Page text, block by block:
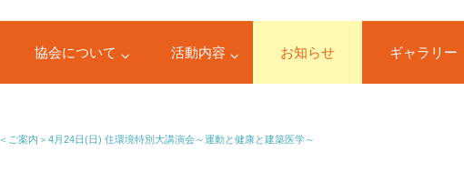
協会について 活動内容 お知らせ ギャラリー
＜ご案内＞4月24日(日) 住環境特別大講演会～運動と健康と建築医学～